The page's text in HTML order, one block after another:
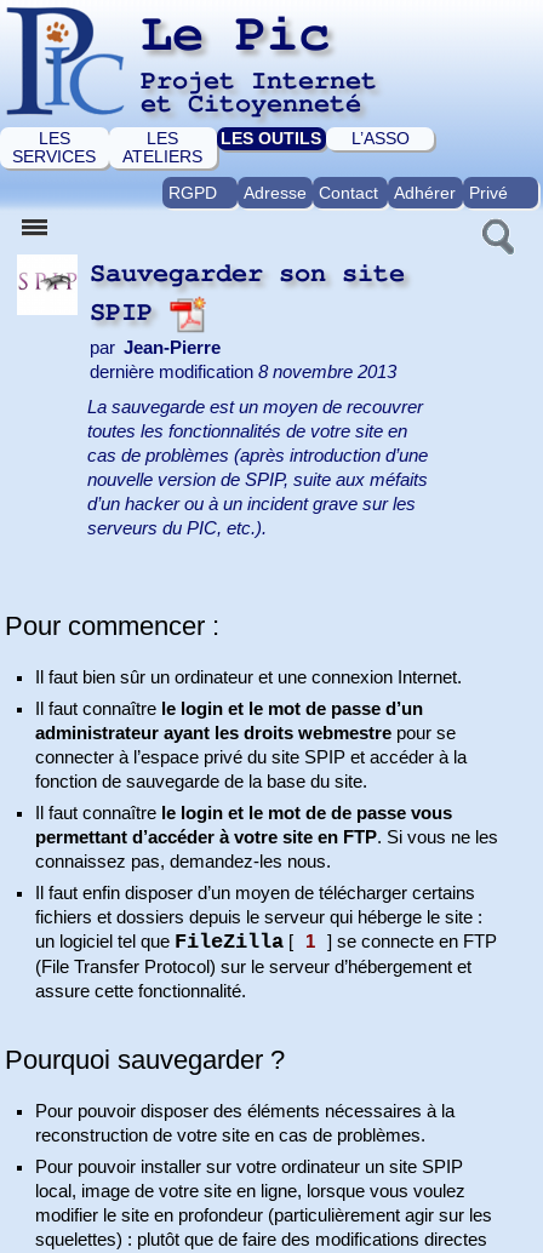
Le Pic
Projet Internet
et Citoyenneté
LES
SERVICES
LES
ATELIERS
LES OUTILS L’ASSO
RGPD Adresse Contact Adhérer Privé
Sauvegarder son site
SPIP
par Jean-Pierre
dernière modification 8 novembre 2013
La sauvegarde est un moyen de recouvrer
toutes les fonctionnalités de votre site en
cas de problèmes (après introduction d’une
nouvelle version de SPIP, suite aux méfaits
d’un hacker ou à un incident grave sur les
serveurs du PIC, etc.).
Pour commencer :
Il faut bien sûr un ordinateur et une connexion Internet.
Il faut connaître le login et le mot de passe d’un
administrateur ayant les droits webmestre pour se
connecter à l’espace privé du site SPIP et accéder à la
fonction de sauvegarde de la base du site.
Il faut connaître le login et le mot de de passe vous
permettant d’accéder à votre site en FTP. Si vous ne les
connaissez pas, demandez-les nous.
Il faut enfin disposer d’un moyen de télécharger certains
fichiers et dossiers depuis le serveur qui héberge le site :
un logiciel tel que FileZilla [ 1 ] se connecte en FTP
(File Transfer Protocol) sur le serveur d’hébergement et
assure cette fonctionnalité.
Pourquoi sauvegarder ?
Pour pouvoir disposer des éléments nécessaires à la
reconstruction de votre site en cas de problèmes.
Pour pouvoir installer sur votre ordinateur un site SPIP
local, image de votre site en ligne, lorsque vous voulez
modifier le site en profondeur (particulièrement agir sur les
squelettes) : plutôt que de faire des modifications directes